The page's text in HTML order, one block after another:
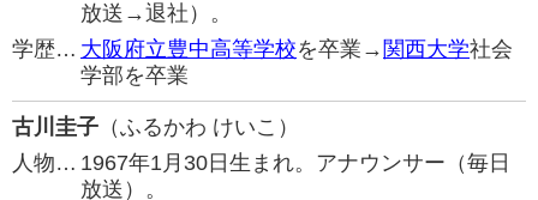
放送→退社）。
学歴… 大阪府立豊中高等学校を卒業→ 関西大学社会
学部を卒業
古川圭子 （ふるかわ けいこ）
人物… 1967年1月30日生まれ。アナウンサー（毎日
放送）。